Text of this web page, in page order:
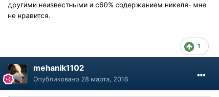
другими неизвестными и с60% содержанием никеля- мне
не нравится.
1
mehanik1102
Опубликовано 28 марта, 2016